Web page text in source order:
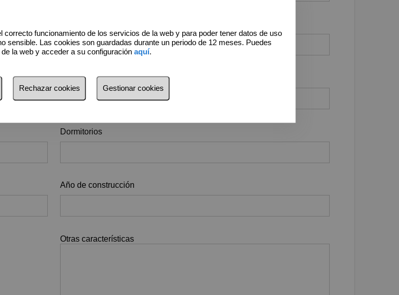
Código postal
Dormitorios
Año de construcción
Otras características
funcionamiento de los servicios de la web y para poder tener datos de uso
sensible. Las cookies son guardadas durante un periodo de 12 meses. Puedes
la web y acceder a su configuración aquí.
Rechazar cookies Gestionar cookies